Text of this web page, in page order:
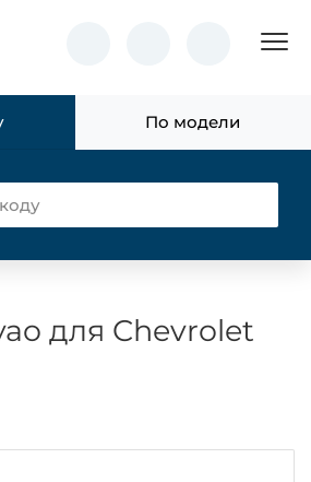
По модели
для Chevrolet